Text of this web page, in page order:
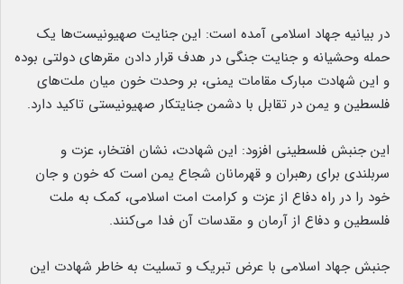
در بیانیه جهاد اسلامی آمده است: این جنایت صهیونیست‌ها یک
حمله وحشیانه و جنایت جنگی در هدف قرار دادن مقرهای دولتی بوده
و این شهادت مبارک مقامات یمنی، بر وحدت خون میان ملت‌های
فلسطین و یمن در تقابل با دشمن جنایتکار صهیونیستی تاکید دارد.
این جنبش فلسطینی افزود: این شهادت، نشان افتخار، عزت و
سربلندی برای رهبران و قهرمانان شجاع یمن است که خون و جان
خود را در راه دفاع از عزت و کرامت امت اسلامی، کمک به ملت
فلسطین و دفاع از آرمان و مقدسات آن فدا می‌کنند.
جنبش جهاد اسلامی با عرض تبریک و تسلیت به خاطر شهادت این